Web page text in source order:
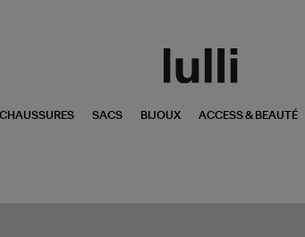
CHAUSSURES SACS BIJOUX ACCESS & BEAUTÉ